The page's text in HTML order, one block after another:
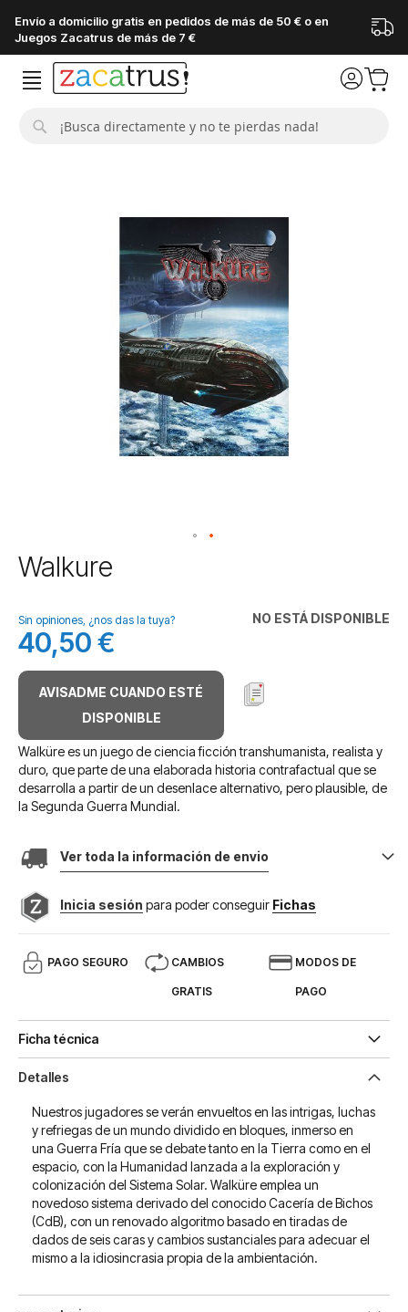
Envío a domicilio gratis en pedidos de más de 50 € o en
Juegos Zacatrus de más de 7 €
Saltar
al
de
la
galería
de
imágenes
Walkure
NO ESTÁ DISPONIBLE
Sin opiniones, ¿nos das la tuya?
40,50 €
AVISADME CUANDO ESTÉ
DISPONIBLE
Walküre es un juego de ciencia ficción transhumanista, realista y
duro, que parte de una elaborada historia contrafactual que se
desarrolla a partir de un desenlace alternativo, pero plausible, de
la Segunda Guerra Mundial.
Ver toda la información de envio
Inicia sesión para poder conseguir Fichas
PAGO SEGURO CAMBIOS
GRATIS
MODOS DE
PAGO
Ficha técnica
Detalles
Nuestros jugadores se verán envueltos en las intrigas, luchas
y refriegas de un mundo dividido en bloques, inmerso en
una Guerra Fría que se debate tanto en la Tierra como en el
espacio, con la Humanidad lanzada a la exploración y
colonización del Sistema Solar. Walküre emplea un
novedoso sistema derivado del conocido Cacería de Bichos
(CdB), con un renovado algoritmo basado en tiradas de
dados de seis caras y cambios sustanciales para adecuar el
mismo a la idiosincrasia propia de la ambientación.